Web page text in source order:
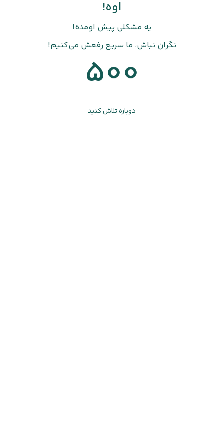
اوه!
یه مشکلی پیش اومده!
نگران نباش، ما سریع رفعش می‌کنیم!
500
دوباره تلاش کنید